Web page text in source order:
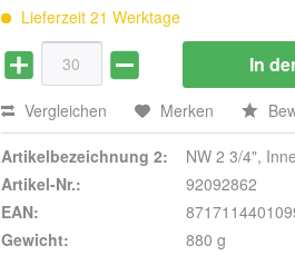
Lieferzeit 21 Werktage
In
Vergleichen Merken
Artikelbezeichnung 2:
NW 2 3/4",
Artikel-Nr.:
92092862
EAN:
Gewicht:
880 g